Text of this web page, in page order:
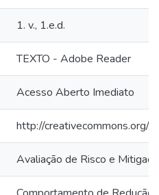
1. v., 1.e.d.
TEXTO - Adobe Reader
Acesso Aberto Imediato
http://creativecommons.org/
Avaliação de Risco e